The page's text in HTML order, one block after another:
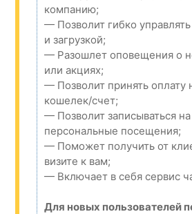
компанию;
— Позволит гибко
и загрузкой;
— Разошлет оповещения о
или акциях;
— Позволит принять оплату
кошелек/счет;
— Позволит записываться
персональные посещения;
— Поможет получить от
визите к вам;
— Включает в себя сервис
Для новых пользователей